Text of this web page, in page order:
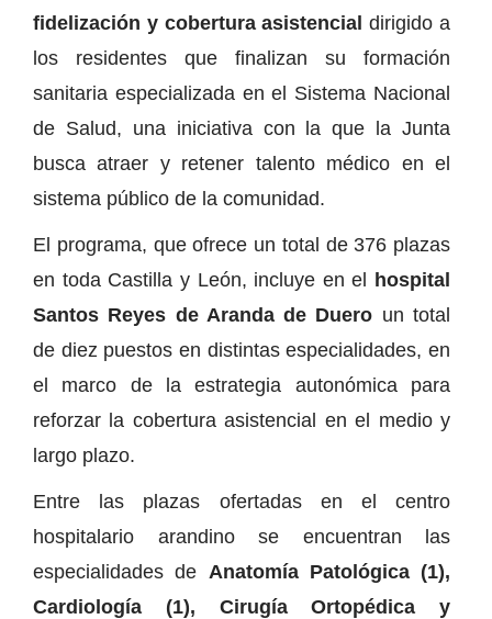
fidelización y cobertura asistencial dirigido a
los residentes que finalizan su formación
sanitaria especializada en el Sistema Nacional
de Salud, una iniciativa con la que la Junta
busca atraer y retener talento médico en el
sistema público de la comunidad.
El programa, que ofrece un total de 376 plazas
en toda Castilla y León, incluye en el hospital
Santos Reyes de Aranda de Duero un total
de diez puestos en distintas especialidades, en
el marco de la estrategia autonómica para
reforzar la cobertura asistencial en el medio y
largo plazo.
Entre las plazas ofertadas en el centro
hospitalario arandino se encuentran las
especialidades de Anatomía Patológica (1),
Cardiología (1), Cirugía Ortopédica y